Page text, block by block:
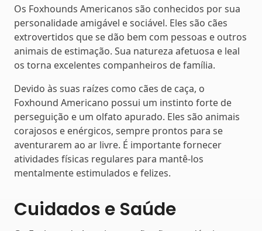
Os Foxhounds Americanos são conhecidos por sua
personalidade amigável e sociável. Eles são cães
extrovertidos que se dão bem com pessoas e outros
animais de estimação. Sua natureza afetuosa e leal
os torna excelentes companheiros de família.
Devido às suas raízes como cães de caça, o
Foxhound Americano possui um instinto forte de
perseguição e um olfato apurado. Eles são animais
corajosos e enérgicos, sempre prontos para se
aventurarem ao ar livre. É importante fornecer
atividades físicas regulares para mantê-los
mentalmente estimulados e felizes.
Cuidados e Saúde